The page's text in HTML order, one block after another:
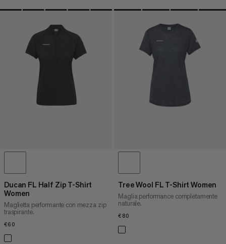
Ducan FL Half Zip T-Shirt
Women
Maglietta performante con mezza zip
traspirante.
€60
Tree Wool FL T-Shirt Women
Maglia performance completamente
naturale.
€80